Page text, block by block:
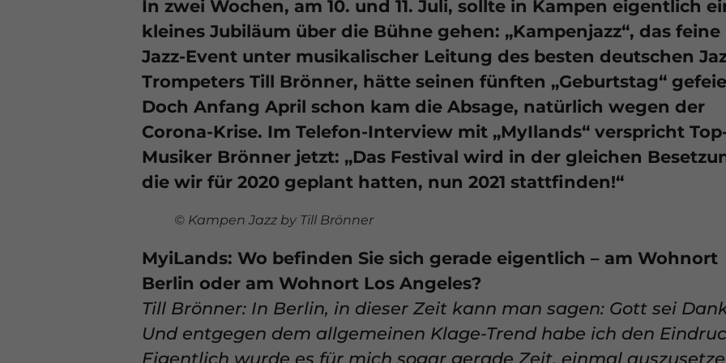
In zwei Wochen, am 10. und 11. Juli, sollte in Kampen eigentlich
kleines Jubiläum über die Bühne gehen: „Kampenjazz“, das feine
Jazz-Event unter musikalischer Leitung des besten deutschen
Trompeters Till Brönner, hätte seinen fünften „Geburtstag“
Doch Anfang April schon kam die Absage, natürlich wegen der
Corona-Krise. Im Telefon-Interview mit „MyIlands“ verspricht
Musiker Brönner jetzt: „Das Festival wird in der gleichen
die wir für 2020 geplant hatten, nun 2021 stattfinden!“
© Kampen Jazz by Till Brönner
MyiLands: Wo befinden Sie sich gerade eigentlich – am Wohnort
Berlin oder am Wohnort Los Angeles?
Till Brönner: In Berlin, in dieser Zeit kann man sagen: Gott sei
Und entgegen dem allgemeinen Klage-Trend habe ich den
Eigentlich wurde es für mich sogar gerade Zeit, einmal